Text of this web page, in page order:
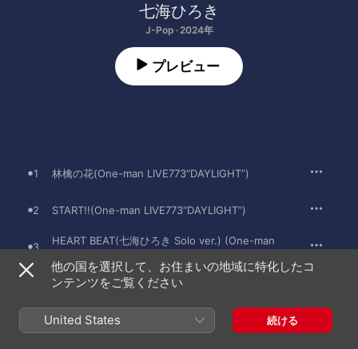
七海ひろき
J-Pop · 2024年
プレビュー
1 林檎の花(One-man LIVE773“DAYLIGHT”)
2 START!!(One-man LIVE773“DAYLIGHT”)
3
HEART BEAT(七海ひろき Solo ver.) (One-man
LIVE773“DAYLIGHT”)
FATE(One-man LIVE773“DAYLIGHT”)
もう一度...(One-man LIVE773“DAYLIGHT”)
他の国を選択して、お住まいの地域に特化したコ
ンテンツをご覧ください
United States 続ける